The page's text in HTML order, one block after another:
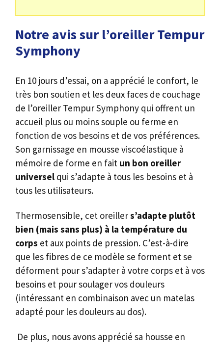
Notre avis sur l’oreiller Tempur
Symphony
En 10 jours d’essai, on a apprécié le confort, le
très bon soutien et les deux faces de couchage
de l’oreiller Tempur Symphony qui offrent un
accueil plus ou moins souple ou ferme en
fonction de vos besoins et de vos préférences.
Son garnissage en mousse viscoélastique à
mémoire de forme en fait un bon oreiller
universel qui s’adapte à tous les besoins et à
tous les utilisateurs.
Thermosensible, cet oreillers’adapte plutôt
bien (mais sans plus) à la température du
corps et aux points de pression. C’est-à-dire
que les fibres de ce modèle se forment et se
déforment pour s’adapter à votre corps et à vos
besoins et pour soulager vos douleurs
(intéressant en combinaison avec un matelas
adapté pour les douleurs au dos).
De plus, nous avons apprécié sa housse en